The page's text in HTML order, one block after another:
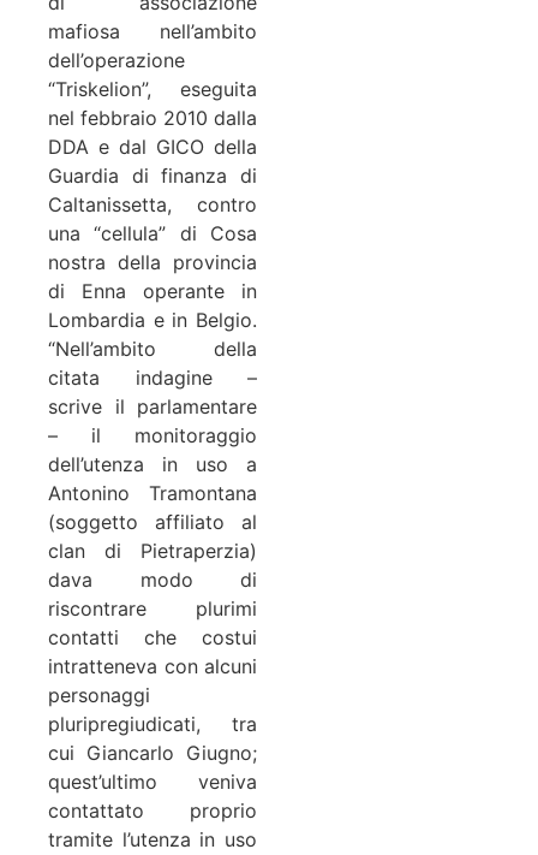
mafiosa nell’ambito
dell’operazione
“Triskelion”, eseguita
nel febbraio 2010 dalla
DDA e dal GICO della
Guardia di finanza di
Caltanissetta, contro
una “cellula” di Cosa
nostra della provincia
di Enna operante in
Lombardia e in Belgio.
“Nell’ambito della
citata indagine –
scrive il parlamentare
– il monitoraggio
dell’utenza in uso a
Antonino Tramontana
(soggetto affiliato al
clan di Pietraperzia)
dava modo di
riscontrare plurimi
contatti che costui
intratteneva con alcuni
personaggi
pluripregiudicati, tra
cui Giancarlo Giugno;
quest’ultimo veniva
contattato proprio
tramite l’utenza in uso